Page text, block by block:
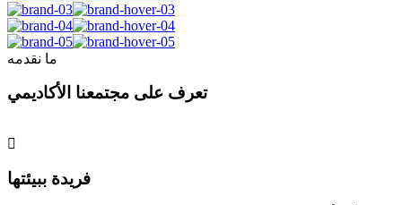
ما نقدمه
تعرف على مجتمعنا الأكاديمي
فريدة ببيئتها